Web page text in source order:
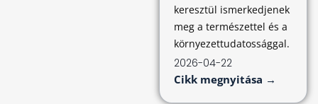
keresztül ismerkedjenek
meg a természettel és a
környezettudatossággal.
2026-04-22
Cikk megnyitása →